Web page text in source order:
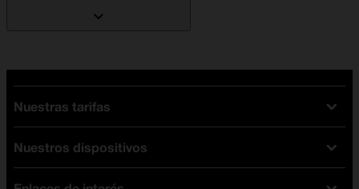
Nuestras tarifas
Tarifas Orange
Tarifas fibra y móvil
Nuestros dispositivos